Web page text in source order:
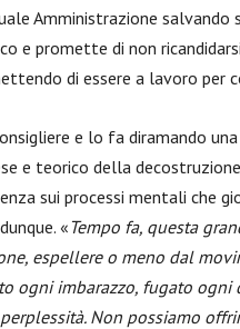
Amministrazione
e promette di non
di essere a lavoro per
e lo fa diramando
e teorico della
sui processi mentali che
« Tempo fa, questa
espellere o meno dal
ogni imbarazzo, fugato
Non possiamo